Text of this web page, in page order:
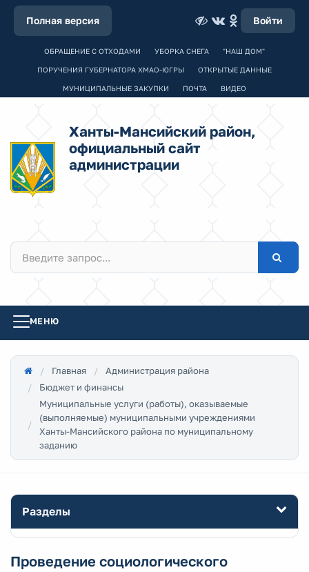
Полная версия Войти
ОБРАЩЕНИЕ С ОТХОДАМИ УБОРКА СНЕГА "НАШ ДОМ"
ПОРУЧЕНИЯ ГУБЕРНАТОРА ХМАО-ЮГРЫ ОТКРЫТЫЕ ДАННЫЕ
МУНИЦИПАЛЬНЫЕ ЗАКУПКИ ПОЧТА ВИДЕО
Ханты-Мансийский район,
официальный сайт
администрации
МЕНЮ
Главная
Администрация района
Бюджет и финансы
Муниципальные услуги (работы), оказываемые
(выполняемые) муниципальными учреждениями
Ханты-Мансийского района по муниципальному
заданию
Разделы
Проведение социологического